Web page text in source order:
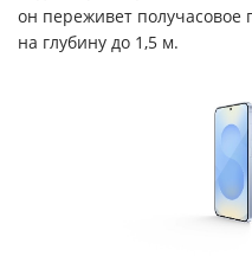
он переживет получасовое
на глубину до 1,5 м.